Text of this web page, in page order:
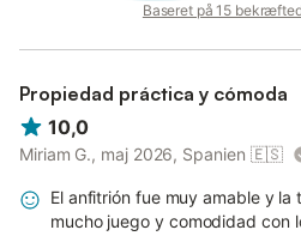
Baseret på 15
Propiedad práctica y cómoda
10,0
Miriam G., maj 2026, Spanien 🇪🇸
El anfitrión fue muy amable y
mucho juego y comodidad con